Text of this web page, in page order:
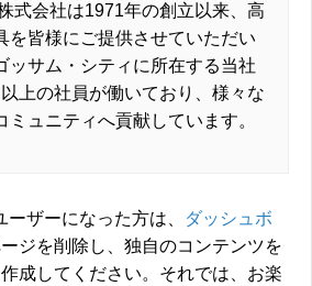
式会社は1971年の創立以来、高
を皆様にご提供させていただい
ッサム・シティに所在する当社
上の社員が働いており、様々な
ミュニティへ貢献しています。
ザーになった方は、
ダッシュボ
ジを削除し、独自のコンテンツを
成してください。それでは、お楽